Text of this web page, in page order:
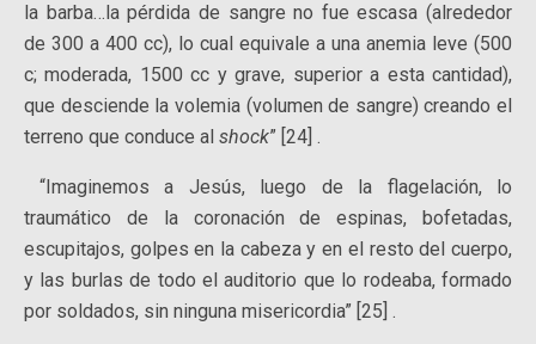
la barba…la pérdida de sangre no fue escasa (alrededor
de 300 a 400 cc), lo cual equivale a una anemia leve (500
c; moderada, 1500 cc y grave, superior a esta cantidad),
que desciende la volemia (volumen de sangre) creando el
terreno que conduce al shock” [24] .
“Imaginemos a Jesús, luego de la flagelación, lo
traumático de la coronación de espinas, bofetadas,
escupitajos, golpes en la cabeza y en el resto del cuerpo,
y las burlas de todo el auditorio que lo rodeaba, formado
por soldados, sin ninguna misericordia” [25] .